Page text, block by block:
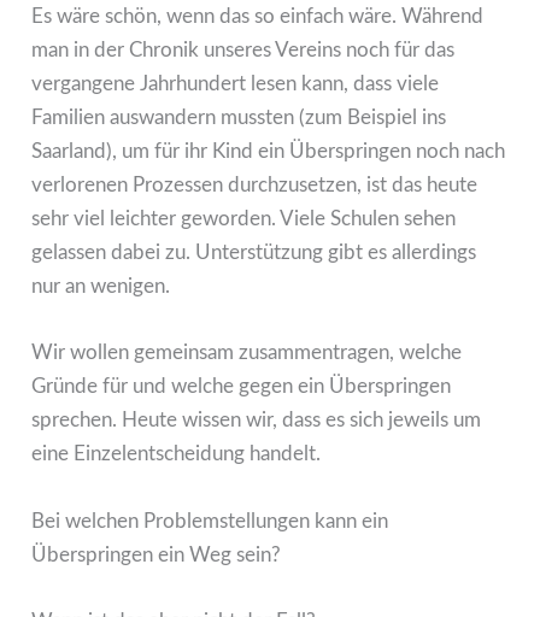
Es wäre schön, wenn das so einfach wäre. Während
man in der Chronik unseres Vereins noch für das
vergangene Jahrhundert lesen kann, dass viele
Familien auswandern mussten (zum Beispiel ins
Saarland), um für ihr Kind ein Überspringen noch nach
verlorenen Prozessen durchzusetzen, ist das heute
sehr viel leichter geworden. Viele Schulen sehen
gelassen dabei zu. Unterstützung gibt es allerdings
nur an wenigen.
Wir wollen gemeinsam zusammentragen, welche
Gründe für und welche gegen ein Überspringen
sprechen. Heute wissen wir, dass es sich jeweils um
eine Einzelentscheidung handelt.
Bei welchen Problemstellungen kann ein
Überspringen ein Weg sein?